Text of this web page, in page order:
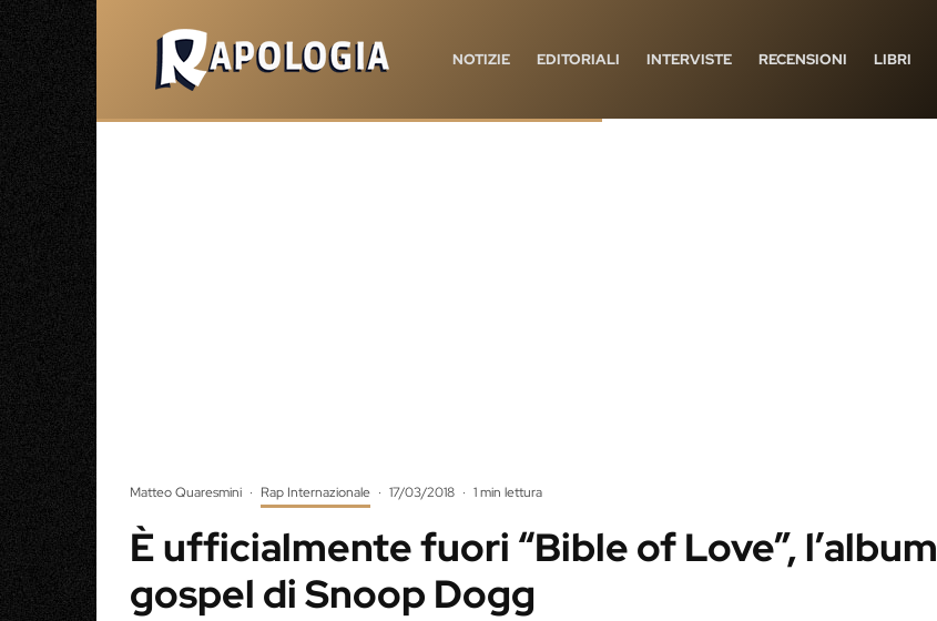
NOTIZIE EDITORIALI INTERVISTE RECENSIONI LIBRI
Matteo Quaresmini · Rap Internazionale · 17/03/2018 · 1 min lettura
È ufficialmente fuori “Bible of Love”, l’album
gospel di Snoop Dogg